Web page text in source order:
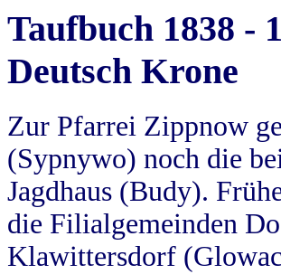
Taufbuch 1838 -
Deutsch Krone
Zur Pfarrei Zippnow
(Sypnywo) noch die
Jagdhaus (Budy).
die Filialgemeinden
Klawittersdorf